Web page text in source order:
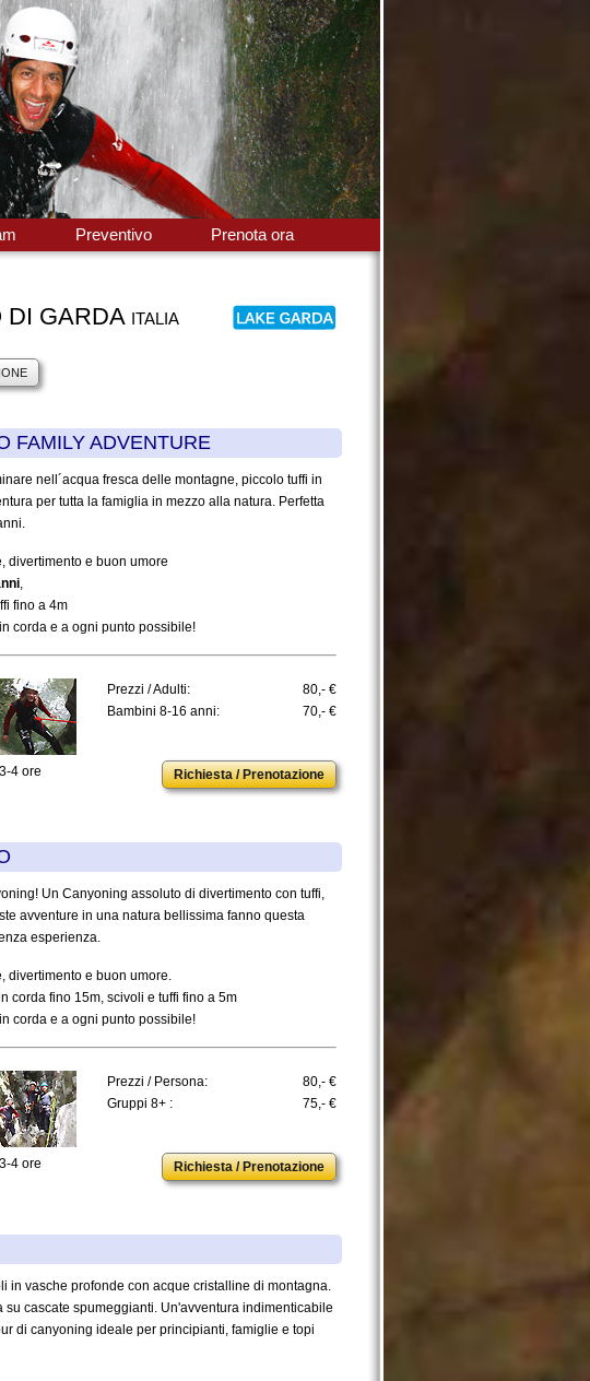
Preventivo Prenota ora
DI GARDA ITALIA
FAMILY ADVENTURE
nell´acqua fresca delle montagne, piccolo tuffi in
per tutta la famiglia in mezzo alla natura. Perfetta
divertimento e buon umore
,
fino a 4m
corda e a ogni punto possibile!
Prezzi / Adulti:
80,- €
Bambini 8-16 anni:
70,- €
4 ore Richiesta / Prenotazione
Un Canyoning assoluto di divertimento con tuffi,
avventure in una natura bellissima fanno questa
esperienza.
divertimento e buon umore.
corda fino 15m, scivoli e tuffi fino a 5m
corda e a ogni punto possibile!
Prezzi / Persona:
80,- €
Gruppi 8+ :
75,- €
4 ore Richiesta / Prenotazione
in vasche profonde con acque cristalline di montagna.
cascate spumeggianti. Un'avventura indimenticabile
di canyoning ideale per principianti, famiglie e topi